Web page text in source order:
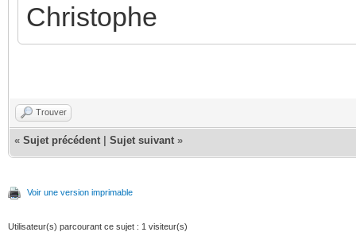
Christophe
Trouver
« Sujet précédent Sujet suivant »
Voir une version imprimable
Utilisateur(s) parcourant ce sujet : 1 visiteur(s)